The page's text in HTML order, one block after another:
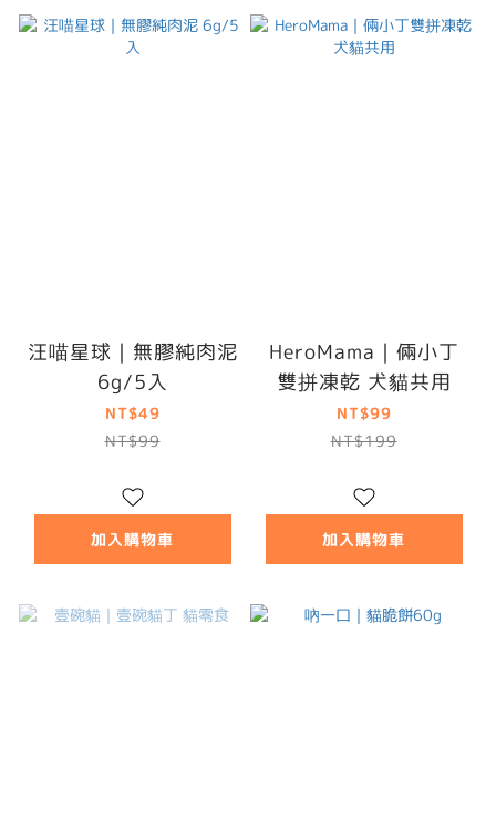
汪喵星球｜無膠純肉泥
6g/5入
NT$49
NT$99
加入購物車
HeroMama｜倆小丁
雙拼凍乾 犬貓共用
NT$99
NT$199
加入購物車